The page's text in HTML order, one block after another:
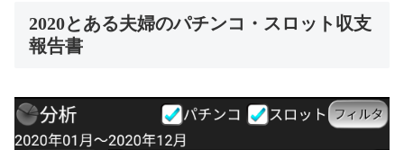
2020とある夫婦のパチンコ・スロット収支
報告書